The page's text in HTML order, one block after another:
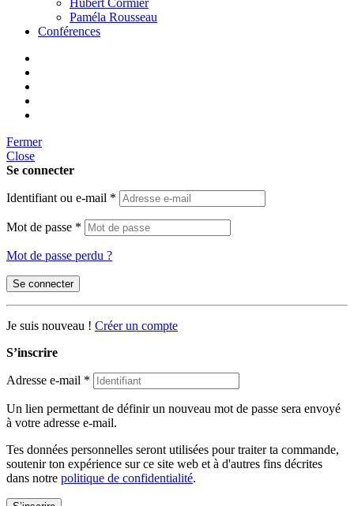
Hubert Cormier
Paméla Rousseau
Conférences
Fermer
Close
Se connecter
Identifiant ou e-mail *
Mot de passe *
Mot de passe perdu ?
Se connecter
Je suis nouveau ! Créer un compte
S’inscrire
Adresse e-mail *
Un lien permettant de définir un nouveau mot de passe sera envoyé
à votre adresse e-mail.
Tes données personnelles seront utilisées pour traiter ta commande,
soutenir ton expérience sur ce site web et à d'autres fins décrites
dans notre politique de confidentialité.